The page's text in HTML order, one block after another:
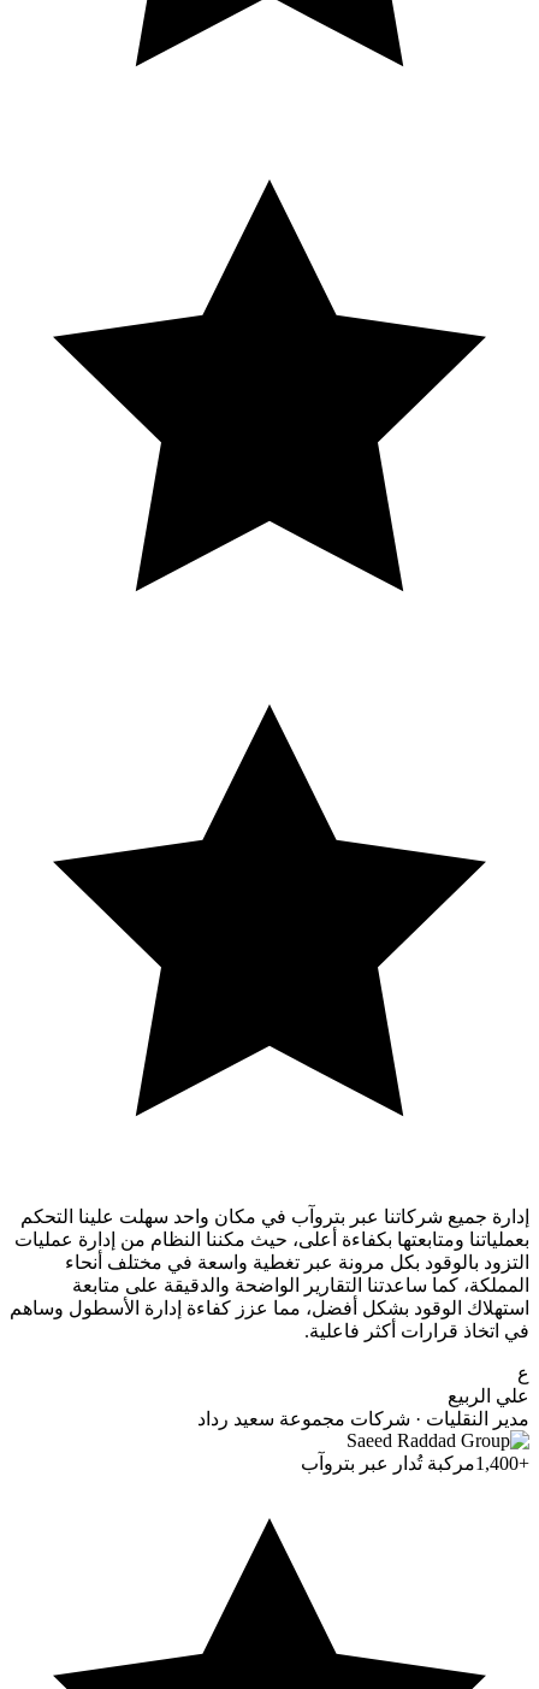
إدارة جميع شركاتنا عبر بتروآب في مكان واحد سهلت علينا التحكم
بعملياتنا ومتابعتها بكفاءة أعلى، حيث مكننا النظام من إدارة عمليات
التزود بالوقود بكل مرونة عبر تغطية واسعة في مختلف أنحاء
المملكة، كما ساعدتنا التقارير الواضحة والدقيقة على متابعة
استهلاك الوقود بشكل أفضل، مما عزز كفاءة إدارة الأسطول وساهم
في اتخاذ قرارات أكثر فاعلية.
ع
علي الربيع
مدير النقليات · شركات مجموعة سعيد رداد
+1,400 مركبة تُدار عبر بتروآب